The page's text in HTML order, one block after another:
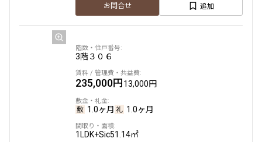
お問合せ 追加
3階３０６
235,000円13,000円
1.0ヶ月 1.0ヶ月
1LDK+Sic51.14㎡